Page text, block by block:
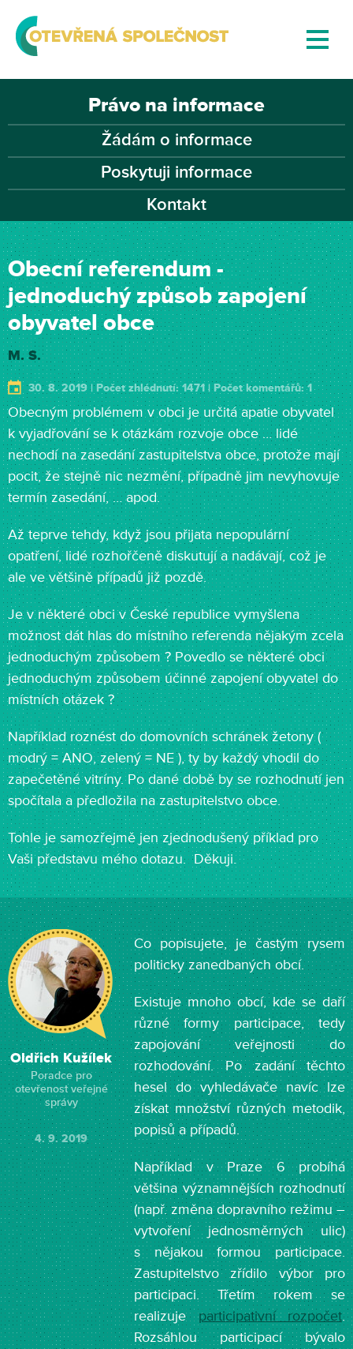
Právo na informace
Žádám o informace
Poskytuji informace
Kontakt
Obecní referendum -
jednoduchý způsob zapojení
obyvatel obce
M. S.
30. 8. 2019 | Počet zhlédnutí: 1471 | Počet komentářů: 1
Obecným problémem v obci je určitá apatie obyvatel
k vyjadřování se k otázkám rozvoje obce … lidé
nechodí na zasedání zastupitelstva obce, protože mají
pocit, že stejně nic nezmění, případně jim nevyhovuje
termín zasedání, … apod.
Až teprve tehdy, když jsou přijata nepopulární
opatření, lidé rozhořčeně diskutují a nadávají, což je
ale ve většině případů již pozdě.
Je v některé obci v České republice vymyšlena
možnost dát hlas do místního referenda nějakým zcela
jednoduchým způsobem ? Povedlo se některé obci
jednoduchým způsobem účinné zapojení obyvatel do
místních otázek ?
Například roznést do domovních schránek žetony (
modrý = ANO, zelený = NE ), ty by každý vhodil do
zapečetěné vitríny. Po dané době by se rozhodnutí jen
spočítala a předložila na zastupitelstvo obce.
Tohle je samozřejmě jen zjednodušený příklad pro
Vaši představu mého dotazu. Děkuji.
Oldřich Kužílek
Poradce pro
otevřenost veřejné
správy
4. 9. 2019
Co popisujete, je častým rysem
politicky zanedbaných obcí.
Existuje mnoho obcí, kde se daří
různé formy participace, tedy
zapojování veřejnosti do
rozhodování. Po zadání těchto
hesel do vyhledávače navíc lze
získat množství různých metodik,
popisů a případů.
Například v Praze 6 probíhá
většina významnějších rozhodnutí
(např. změna dopravního režimu –
vytvoření jednosměrných ulic)
s nějakou formou participace.
Zastupitelstvo zřídilo výbor pro
participaci. Třetím rokem se
realizujeparticipativní rozpočet.
Rozsáhlou participací bývalo